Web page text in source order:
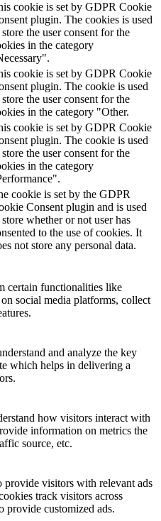
cookie is set by GDPR Cookie
plugin. The cookies is used
the user consent for the
in the category
cookie is set by GDPR Cookie
plugin. The cookie is used
the user consent for the
in the category "Other.
cookie is set by GDPR Cookie
plugin. The cookie is used
the user consent for the
in the category
cookie is set by the GDPR
Consent plugin and is used
whether or not user has
to the use of cookies. It
not store any personal data.
certain functionalities like
social media platforms, collect
and analyze the key
which helps in delivering a
how visitors interact with
information on metrics the
source, etc.
provide visitors with relevant ads
track visitors across
provide customized ads.